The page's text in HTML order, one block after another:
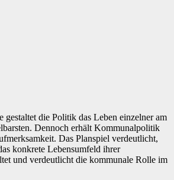
gestaltet die Politik das Leben einzelner am
Dennoch erhält Kommunalpolitik
Das Planspiel verdeutlicht,
konkrete Lebensumfeld ihrer
und verdeutlicht die kommunale Rolle im